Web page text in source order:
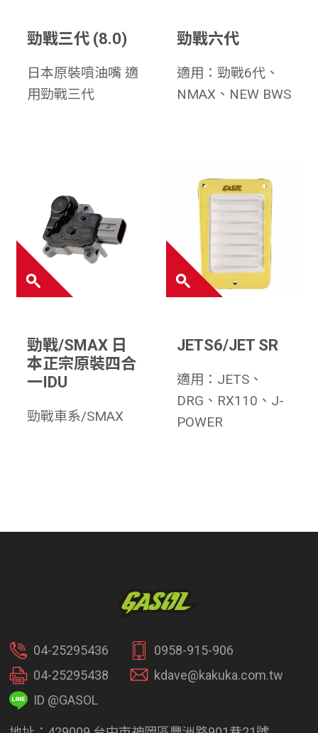
勁戰三代 (8.0)
日本原裝噴油嘴 適
用勁戰三代
勁戰六代
適用：勁戰6代、
NMAX、NEW BWS
勁戰/SMAX 日
本正宗原裝四合
一IDU
勁戰車系/SMAX
JETS6/JET SR
適用：JETS、
DRG、RX110、J-
POWER
04-25295436
0958-915-906
04-25295438
kdave@kakuka.com.tw
ID @GASOL